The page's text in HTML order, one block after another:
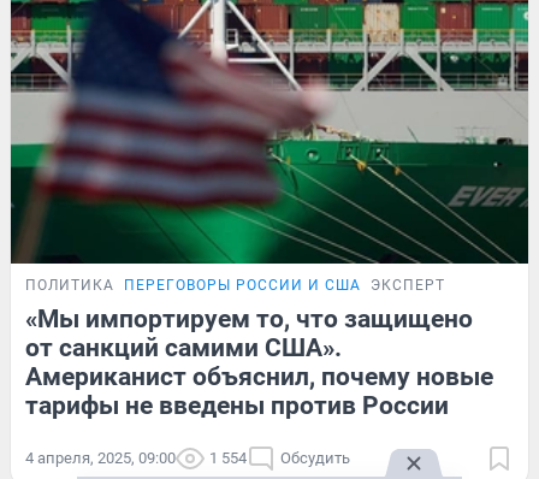
ПОЛИТИКА ПЕРЕГОВОРЫ РОССИИ И США ЭКСПЕРТ
«Мы импортируем то, что защищено
от санкций самими США».
Американист объяснил, почему новые
тарифы не введены против России
4 апреля, 2025, 09:00 1 554 Обсудить